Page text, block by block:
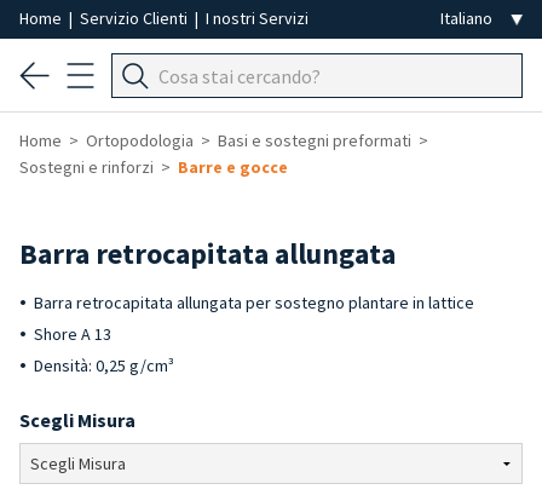
Home | Servizio Clienti | I nostri Servizi
Home Ortopodologia
Basi e sostegni preformati
Sostegni e rinforzi
Barre e gocce
Barra retrocapitata allungata
Barra retrocapitata allungata per sostegno plantare in lattice
Shore A 13
Densità: 0,25 g/cm³
Scegli Misura